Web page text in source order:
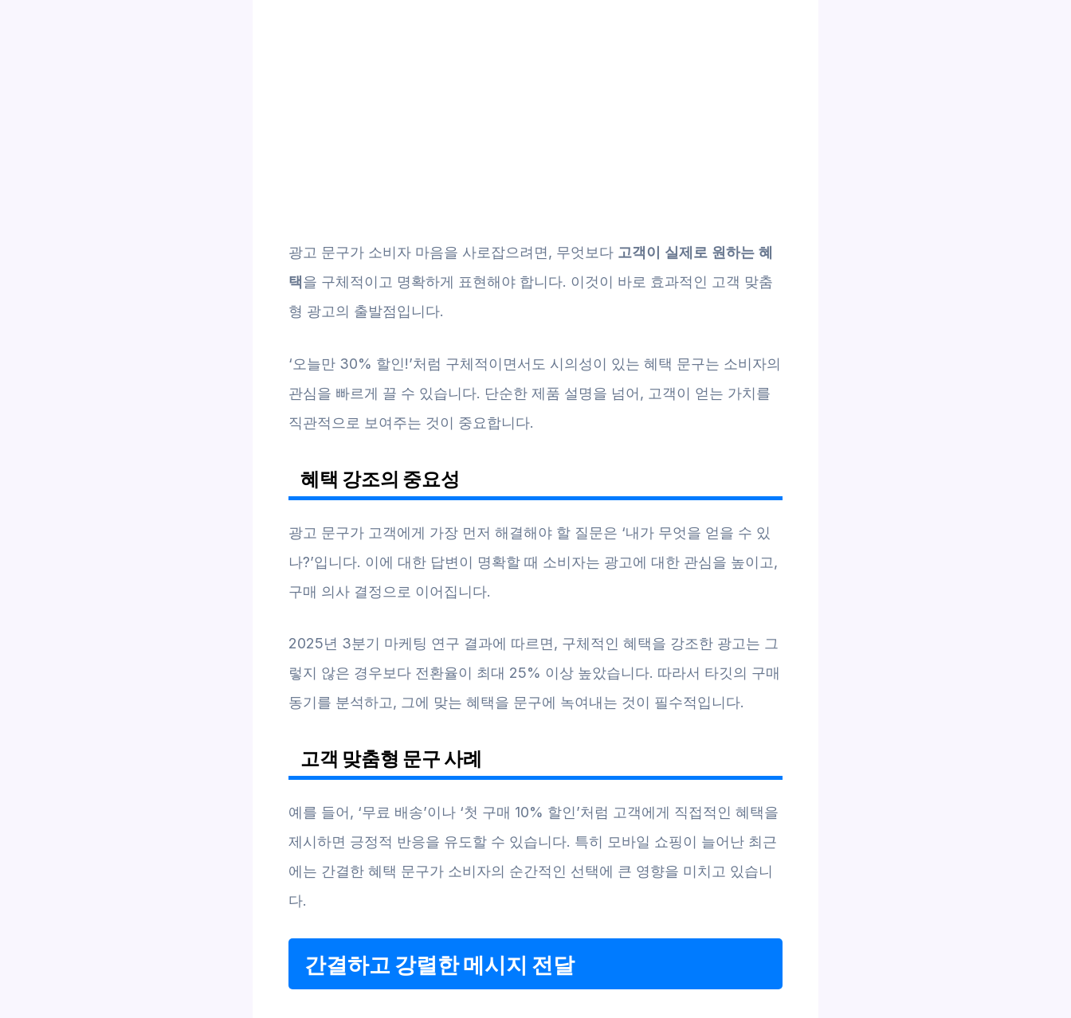
광고 문구가 소비자 마음을 사로잡으려면, 무엇보다 고객이 실제로 원하는 혜
택을 구체적이고 명확하게 표현해야 합니다. 이것이 바로 효과적인 고객 맞춤
형 광고의 출발점입니다.
‘오늘만 30% 할인!’처럼 구체적이면서도 시의성이 있는 혜택 문구는 소비자의
관심을 빠르게 끌 수 있습니다. 단순한 제품 설명을 넘어, 고객이 얻는 가치를
직관적으로 보여주는 것이 중요합니다.
혜택 강조의 중요성
광고 문구가 고객에게 가장 먼저 해결해야 할 질문은 ‘내가 무엇을 얻을 수 있
나?’입니다. 이에 대한 답변이 명확할 때 소비자는 광고에 대한 관심을 높이고,
구매 의사 결정으로 이어집니다.
2025년 3분기 마케팅 연구 결과에 따르면, 구체적인 혜택을 강조한 광고는 그
렇지 않은 경우보다 전환율이 최대 25% 이상 높았습니다. 따라서 타깃의 구매
동기를 분석하고, 그에 맞는 혜택을 문구에 녹여내는 것이 필수적입니다.
고객 맞춤형 문구 사례
예를 들어, ‘무료 배송’이나 ‘첫 구매 10% 할인’처럼 고객에게 직접적인 혜택을
제시하면 긍정적 반응을 유도할 수 있습니다. 특히 모바일 쇼핑이 늘어난 최근
에는 간결한 혜택 문구가 소비자의 순간적인 선택에 큰 영향을 미치고 있습니
다.
간결하고 강렬한 메시지 전달